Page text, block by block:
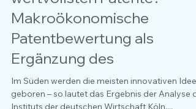
wertvollsten Patente?
Makroökonomische
Patentbewertung als
Ergänzung des
Im Süden werden die meisten innovativen Ideen